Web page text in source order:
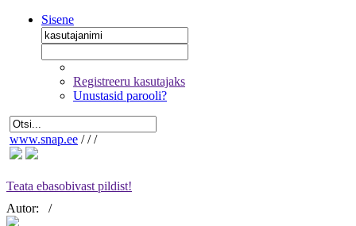
Sisene
Registreeru kasutajaks
Unustasid parooli?
www.snap.ee / / /
Teata ebasobivast pildist!
Autor:
/